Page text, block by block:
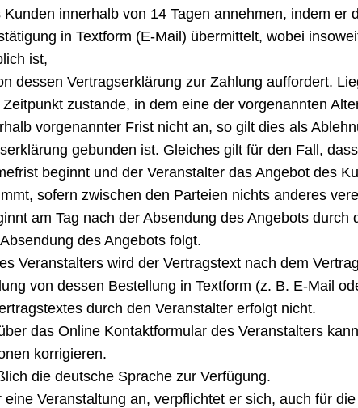
innerhalb von 14 Tagen annehmen, indem er
in Textform (E-Mail) übermittelt, wobei
ist,
dessen Vertragserklärung zur Zahlung auffordert.
zustande, in dem eine der vorgenannten
vorgenannter Frist nicht an, so gilt dies als
gebunden ist. Gleiches gilt für den Fall,
beginnt und der Veranstalter das Angebot des
sofern zwischen den Parteien nichts anderes
am Tag nach der Absendung des Angebots
des Angebots folgt.
Veranstalters wird der Vertragstext nach dem
von dessen Bestellung in Textform (z. B. E-Mail
durch den Veranstalter erfolgt nicht.
das Online Kontaktformular des Veranstalters
korrigieren.
die deutsche Sprache zur Verfügung.
Veranstaltung an, verpflichtet er sich, auch für